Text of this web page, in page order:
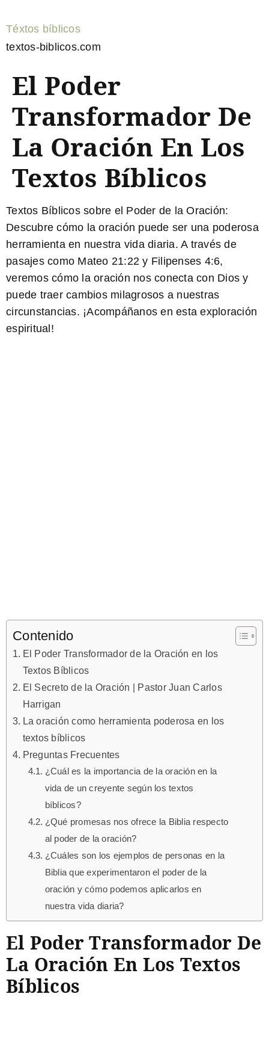
Téxtos bíblicos
textos-biblicos.com
El Poder
Transformador De
La Oración En Los
Textos Bíblicos
Textos Bíblicos sobre el Poder de la Oración:
Descubre cómo la oración puede ser una poderosa
herramienta en nuestra vida diaria. A través de
pasajes como Mateo 21:22 y Filipenses 4:6,
veremos cómo la oración nos conecta con Dios y
puede traer cambios milagrosos a nuestras
circunstancias. ¡Acompáñanos en esta exploración
espiritual!
Contenido
El Poder Transformador de la Oración en los
Textos Bíblicos
El Secreto de la Oración | Pastor Juan Carlos
Harrigan
La oración como herramienta poderosa en los
textos bíblicos
Preguntas Frecuentes
¿Cuál es la importancia de la oración en la
vida de un creyente según los textos
bíblicos?
¿Qué promesas nos ofrece la Biblia respecto
al poder de la oración?
¿Cuáles son los ejemplos de personas en la
Biblia que experimentaron el poder de la
oración y cómo podemos aplicarlos en
nuestra vida diaria?
El Poder Transformador De
La Oración En Los Textos
Bíblicos